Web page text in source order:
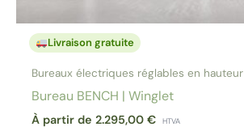
Livraison gratuite
Bureaux électriques réglables en hauteur
Bureau BENCH | Winglet
À partir de 2.295,00€ HTVA